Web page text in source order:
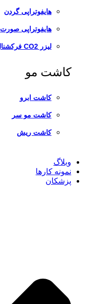
هایفوتراپی گردن
هایفوتراپی صورت
لیزر CO2 فرکشنال
کاشت مو
کاشت ابرو
کاشت مو سر
کاشت ریش
وبلاگ
نمونه کارها
پزشکان